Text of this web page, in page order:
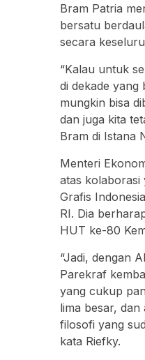
Bram Patria
bersatu
secara
“Kalau untuk
di dekade yang
mungkin bisa
dan juga kita
Bram di Istana
Menteri
atas kolaborasi
Grafis
RI. Dia
HUT ke-80
“Jadi, dengan
Parekraf
yang cukup
lima besar,
filosofi yang
kata Riefky.